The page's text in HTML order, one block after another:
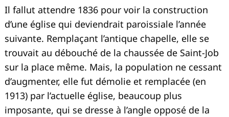
Il fallut attendre 1836 pour voir la construction
d’une église qui deviendrait paroissiale l’année
suivante. Remplaçant l’antique chapelle, elle se
trouvait au débouché de la chaussée de Saint-Job
sur la place même. Mais, la population ne cessant
d’augmenter, elle fut démolie et remplacée (en
1913) par l’actuelle église, beaucoup plus
imposante, qui se dresse à l’angle opposé de la